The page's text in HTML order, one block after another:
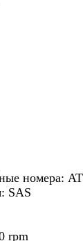
номера:
SAS
rpm